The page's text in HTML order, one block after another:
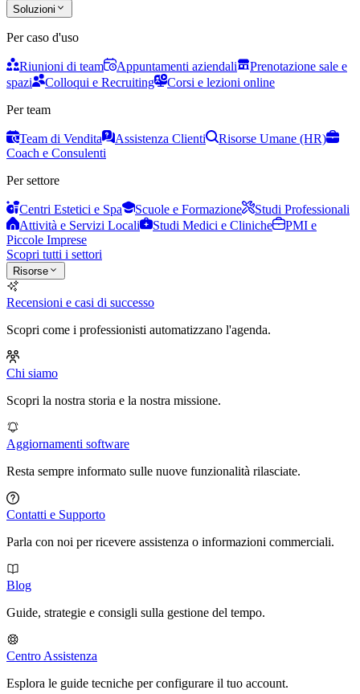
Soluzioni
Per caso d'uso
Riunioni di team Appuntamenti aziendali
Prenotazione sale e
spazi
Colloqui e Recruiting
Corsi e lezioni online
Per team
Team di Vendita Assistenza Clienti
Risorse Umane (HR)
Coach e Consulenti
Per settore
Centri Estetici e Spa Scuole e Formazione
Studi Professionali
Attività e Servizi Locali
Studi Medici e Cliniche
PMI e
Piccole Imprese
Scopri tutti i settori
Risorse
Recensioni e casi di successo
Scopri come i professionisti automatizzano l'agenda.
Chi siamo
Scopri la nostra storia e la nostra missione.
Aggiornamenti software
Resta sempre informato sulle nuove funzionalità rilasciate.
Contatti e Supporto
Parla con noi per ricevere assistenza o informazioni commerciali.
Blog
Guide, strategie e consigli sulla gestione del tempo.
Centro Assistenza
Esplora le guide tecniche per configurare il tuo account.